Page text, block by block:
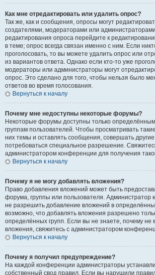
Как мне отредактировать или удалить опрос?
Так же, как и сообщения, опросы могут
создателями, модераторами или
редактирования опроса перейдите к
в теме; опрос всегда связан именно с ним. Если
проголосовать, то вы можете удалить опрос или
из вариантов ответа. Однако если кто-то уже
модераторы или администраторы могут
опрос. Это сделано для того, чтобы нельзя было
ответов во время голосования.
Вернуться к началу
Почему мне недоступны некоторые форумы?
Некоторые форумы доступны только
группам пользователей. Чтобы просматривать
них темы и оставлять сообщения, совершать
потребоваться специальное разрешение.
администратором конференции для получения
Вернуться к началу
Почему я не могу добавлять вложения?
Право добавления вложений может быть
форума, группы или пользователя. Администратор
не разрешить добавление вложений в
возможно, что добавлять вложения разрешено
определённых групп. Если вы не знаете, почему не
вложения, свяжитесь с администратором
Вернуться к началу
Почему я получил предупреждение?
На каждой конференции администраторы
собственный свод правил. Если вы нарушили